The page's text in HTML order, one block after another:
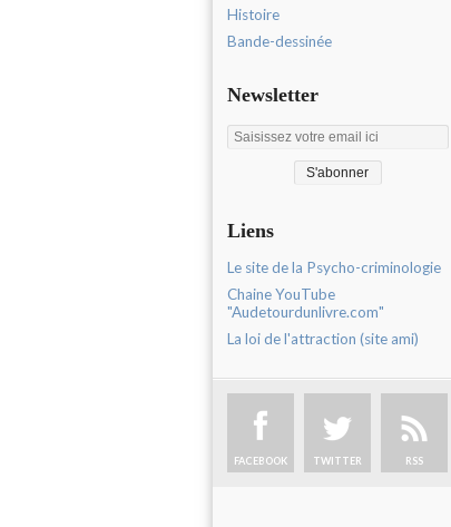
Histoire
Bande-dessinée
Newsletter
Liens
Le site de la Psycho-criminologie
Chaine YouTube
"Audetourdunlivre.com"
La loi de l'attraction (site ami)
FACEBOOK TWITTER RSS